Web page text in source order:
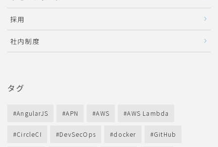
採用
社内制度
タグ
AngularJS APN AWS AWS Lambda
CircleCI DevSecOps docker GitHub